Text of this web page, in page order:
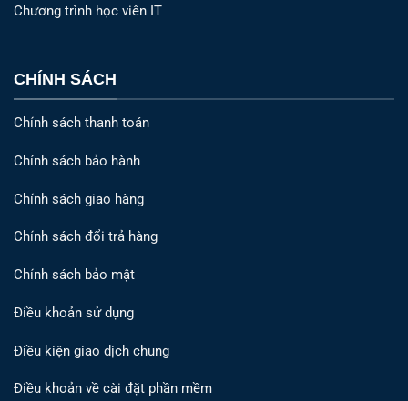
Chương trình học viên IT
CHÍNH SÁCH
Chính sách thanh toán
Chính sách bảo hành
Chính sách giao hàng
Chính sách đổi trả hàng
Chính sách bảo mật
Điều khoản sử dụng
Điều kiện giao dịch chung
Điều khoản về cài đặt phần mềm